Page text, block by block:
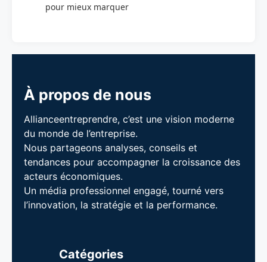
pour mieux marquer
À propos de nous
Allianceentreprendre, c’est une vision moderne
du monde de l’entreprise.
Nous partageons analyses, conseils et
tendances pour accompagner la croissance des
acteurs économiques.
Un média professionnel engagé, tourné vers
l’innovation, la stratégie et la performance.
Catégories